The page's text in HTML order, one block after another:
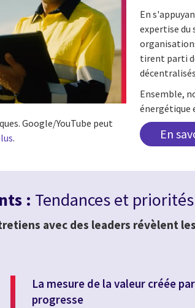
Google/YouTube peut
.
En
expertise du
tirent parti
Ensemble,
énergétique
En
: Tendances et
avec des leaders révèlent
La mesure de la valeur créée
progresse